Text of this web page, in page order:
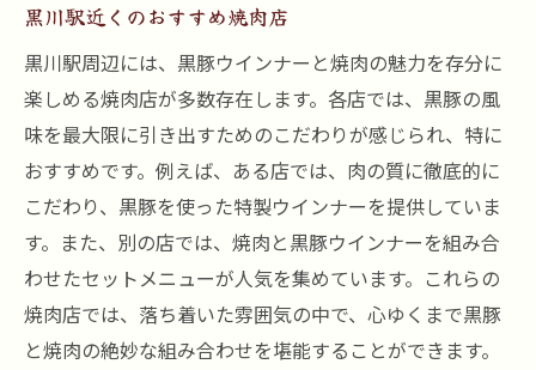
黒豚ウインナーを最高に楽しむための提案
黒川駅周辺でしか味わえない特別メニュー
黒豚ウインナーの魅力を知るためのポイン
焼肉ファンを魅了する黒豚の楽しみ方
黒豚ウインナーの一口で感じる焼肉の新たなハ
ーモニー
黒豚ウインナーの味わいが焼肉に与える影
響
黒川駅近くのおすすめ焼肉店
黒川駅周辺には、黒豚ウインナーと焼肉の魅力を存分に
楽しめる焼肉店が多数存在します。各店では、黒豚の風
味を最大限に引き出すためのこだわりが感じられ、特に
おすすめです。例えば、ある店では、肉の質に徹底的に
こだわり、黒豚を使った特製ウインナーを提供していま
す。また、別の店では、焼肉と黒豚ウインナーを組み合
わせたセットメニューが人気を集めています。これらの
焼肉店では、落ち着いた雰囲気の中で、心ゆくまで黒豚
と焼肉の絶妙な組み合わせを堪能することができます。